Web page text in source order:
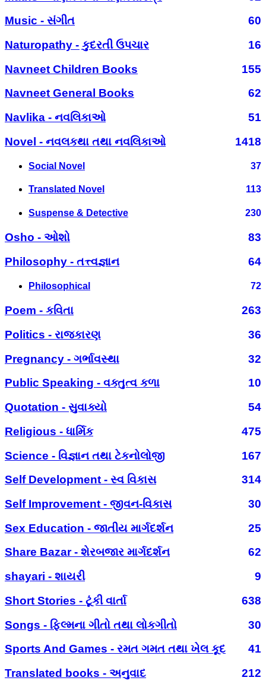
Music - સંગીત
60
Naturopathy - કુદરતી ઉપચાર
16
Navneet Children Books
155
Navneet General Books
62
Navlika - નવલિકાઓ
51
Novel - નવલકથા તથા નવલિકાઓ
1418
Social Novel 37
Translated Novel 113
Suspense & Detective 230
Osho - ઓશો
83
Philosophy - તત્ત્વજ્ઞાન
64
Philosophical 72
Poem - કવિતા
263
Politics - રાજકારણ
36
Pregnancy - ગર્ભાવસ્થા
32
Public Speaking - વક્તુત્વ કળા
10
Quotation - સુવાક્યો
54
Religious - ધાર્મિક
475
Science - વિજ્ઞાન તથા ટેકનોલોજી
167
Self Development - સ્વ વિકાસ
314
Self Improvement - જીવન-વિકાસ
30
Sex Education - જાતીય માર્ગદર્શન
25
Share Bazar - શેરબજાર માર્ગદર્શન
62
shayari - શાયરી
9
Short Stories - ટૂંકી વાર્તા
638
Songs - ફિલ્મના ગીતો તથા લોકગીતો
30
Sports And Games - રમત ગમત તથા ખેલ કૂદ
41
Translated books - અનુવાદ
212